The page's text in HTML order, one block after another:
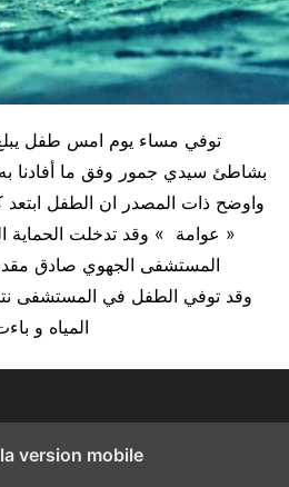
بشاطئ سيدي جمور وفق ما أفادنا
واوضح ذات المصدر ان الطفل ابتعد
« عوامة » وقد تدخلت الحماية
المستشفى الجهوي صادق مقدم
وقد توفي الطفل في المستشفى
المياه و
version mobile